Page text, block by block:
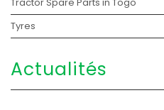
Tractor Spare Parts in Togo
Tyres
Actualités